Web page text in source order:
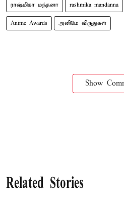
ராஷ்மிகா மந்தனா rashmika mandanna
Anime Awards அனிமே விருதுகள்
Show
Related Stories